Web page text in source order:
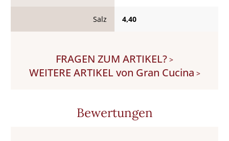
Salz 4,40
FRAGEN ZUM ARTIKEL? >
WEITERE ARTIKEL von Gran Cucina >
Bewertungen